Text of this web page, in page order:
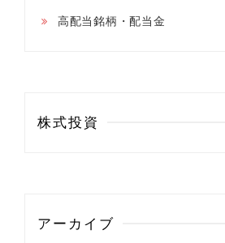
高配当銘柄・配当金
株式投資
アーカイブ